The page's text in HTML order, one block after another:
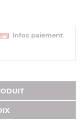
Infos paiement